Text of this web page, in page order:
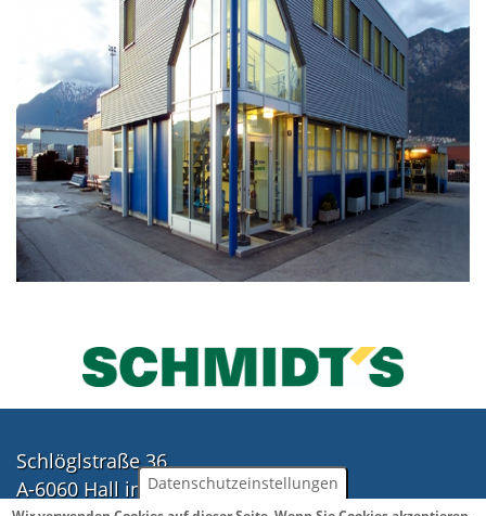
Schlöglstraße 36
A-6060 Hall in TirolDatenschutzeinstellungen